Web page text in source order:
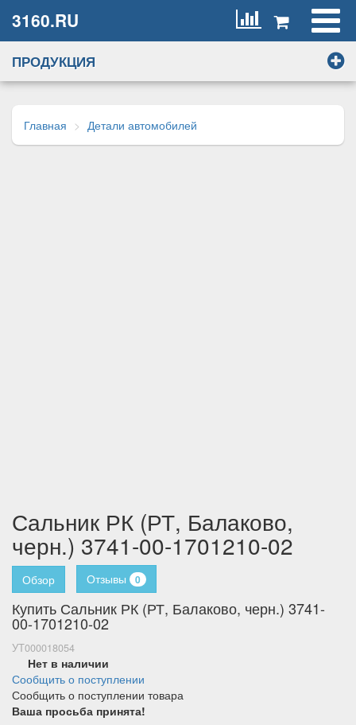
3160.RU
ПРОДУКЦИЯ
Главная Детали автомобилей
Сальник РК (РТ, Балаково,
черн.) 3741-00-1701210-02
Обзор Отзывы 0
Купить Сальник РК (РТ, Балаково, черн.) 3741-
00-1701210-02
УТ000018054
Нет в наличии
Сообщить о поступлении
Сообщить о поступлении товара
Ваша просьба принята!